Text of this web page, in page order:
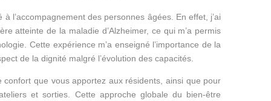
l’accompagnement des personnes âgées. En effet, j’ai
atteinte de la maladie d’Alzheimer, ce qui m’a permis
Cette expérience m’a enseigné l’importance de la
de la dignité malgré l’évolution des capacités.
que vous apportez aux résidents, ainsi que pour
et sorties. Cette approche globale du bien-être